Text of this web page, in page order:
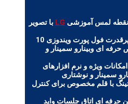
LG با تصویر
دارای OPS یاکامپیوتر پرقدرت فول پورت ویندوزی 10
ای وبینارو سمینار و
ویژه و نرم افزارهای
سمینار و نوشتاری
10 اینچ رایتینگ با قلم مخصوص برای کنترل
حرفه ای اتاق جلسات واید